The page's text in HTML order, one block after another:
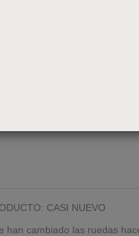
CASI NUEVO
han cambiado las ruedas